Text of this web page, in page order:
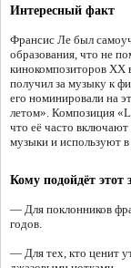
Интересный факт
Франсис Ле был
образования, что не
кинокомпозиторов XX
получил за музыку к
его номинировали на
летом». Композиция
что её часто
музыки и используют в
Кому подойдёт этот
— Для поклонников
годов.
— Для тех, кто ценит